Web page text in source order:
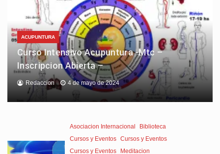
ACUPUNTURA
Curso Intensivo Acupuntura -Mtc –
Inscripcion Abierta –
Redaccion 4 de mayo de 2024
Asociacion Internacional
Biblioteca
Cursos y Eventos Cursos y Eventos
Cursos y Eventos
Meditacion